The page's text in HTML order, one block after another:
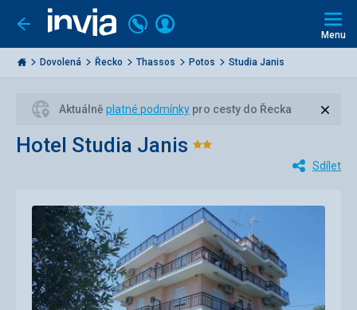
Jít
zpět
Invia.cz
Volejte
226
000
284
Přihlásit
Menu
Dovolená Řecko Thassos Potos Studia Janis
Aktuálně platné podmínky pro cesty do Řecka
Hotel Studia Janis Hodnocení:
Sdílet